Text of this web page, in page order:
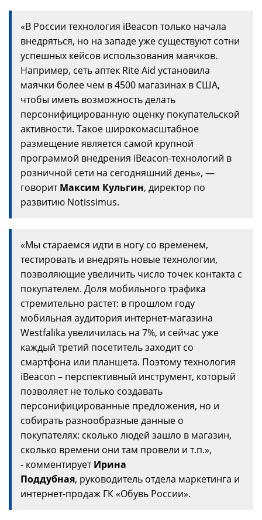
«В России технология iBeacon только начала
внедряться, но на западе уже существуют сотни
успешных кейсов использования маячков.
Например, сеть аптек Rite Aid установила
маячки более чем в 4500 магазинах в США,
чтобы иметь возможность делать
персонифицированную оценку покупательской
активности. Такое широкомасштабное
размещение является самой крупной
программой внедрения iBeacon-технологий в
розничной сети на сегодняшний день», —
говоритМаксим Кульгин, директор по
развитию Notissimus.
«Мы стараемся идти в ногу со временем,
тестировать и внедрять новые технологии,
позволяющие увеличить число точек контакта с
покупателем. Доля мобильного трафика
стремительно растет: в прошлом году
мобильная аудитория интернет-магазина
Westfalika увеличилась на 7%, и сейчас уже
каждый третий посетитель заходит со
смартфона или планшета. Поэтому технология
iBeacon – перспективный инструмент, который
позволяет не только создавать
персонифицированные предложения, но и
собирать разнообразные данные о
покупателях: сколько людей зашло в магазин,
сколько времени они там провели и т.п.»,
- комментируетИрина
Поддубная, руководитель отдела маркетинга и
интернет-продаж ГК «Обувь России».